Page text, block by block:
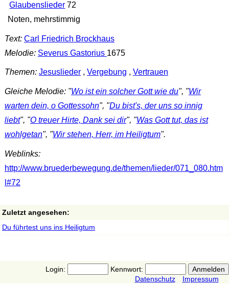
Glaubenslieder 72
Noten, mehrstimmig
Text: Carl Friedrich Brockhaus
Melodie: Severus Gastorius 1675
Themen: Jesuslieder, Vergebung , Vertrauen
Gleiche Melodie: "Wo ist ein solcher Gott wie du", "Wir
warten dein, o Gottessohn", "Du bist's, der uns so innig
liebt", "O treuer Hirte, Dank sei dir", "Was Gott tut, das ist
wohlgetan", "Wir stehen, Herr, im Heiligtum".
Weblinks:
http://www.bruederbewegung.de/themen/lieder/071_080.htm
l#72
Zuletzt angesehen:
Du führtest uns ins Heiligtum
Login:
Kennwort:
Datenschutz
Impressum